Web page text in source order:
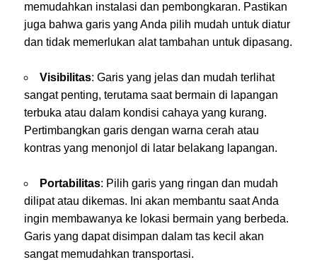
memudahkan instalasi dan pembongkaran. Pastikan
juga bahwa garis yang Anda pilih mudah untuk diatur
dan tidak memerlukan alat tambahan untuk dipasang.
Visibilitas: Garis yang jelas dan mudah terlihat
sangat penting, terutama saat bermain di lapangan
terbuka atau dalam kondisi cahaya yang kurang.
Pertimbangkan garis dengan warna cerah atau
kontras yang menonjol di latar belakang lapangan.
Portabilitas: Pilih garis yang ringan dan mudah
dilipat atau dikemas. Ini akan membantu saat Anda
ingin membawanya ke lokasi bermain yang berbeda.
Garis yang dapat disimpan dalam tas kecil akan
sangat memudahkan transportasi.